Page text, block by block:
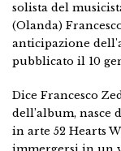
solista del
(Olanda)
anticipazione
pubblicato il 10
Dice Francesco
dell’album, nasce
in arte 52 Hearts